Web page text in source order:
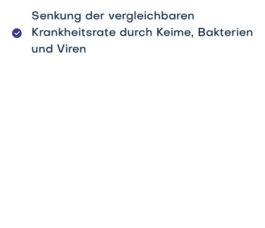
Senkung der vergleichbaren
Krankheitsrate durch Keime, Bakterien
und Viren